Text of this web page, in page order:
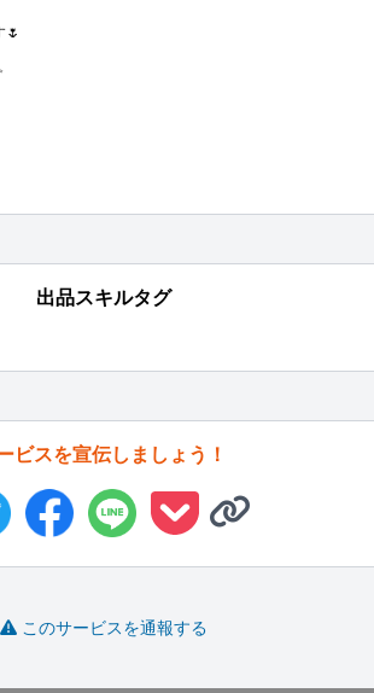
出品スキルタグ
ビスを宣伝しましょう！
このサービスを通報する